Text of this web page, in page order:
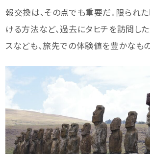
報交換は、その点でも重要だ。限られ
ける方法など、過去にタヒチを訪問し
スなども、旅先での体験値を豊かなも